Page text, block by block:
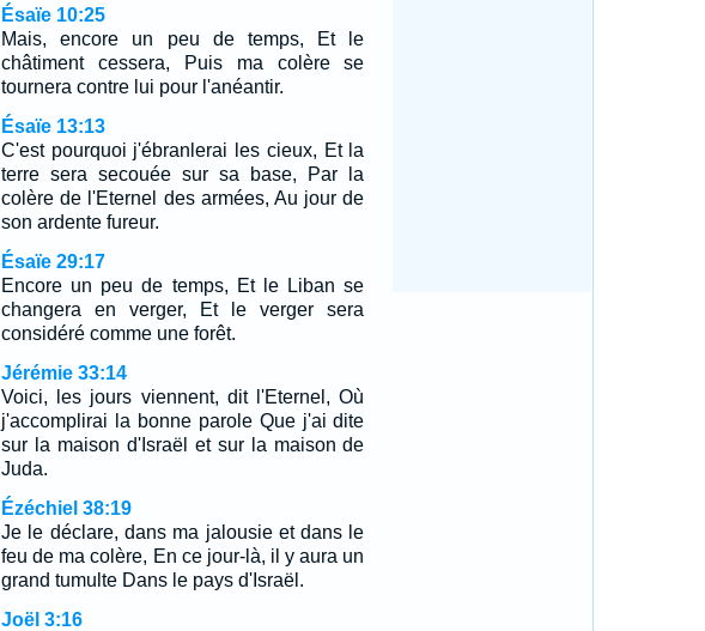
Ésaïe 10:25
Mais, encore un peu de temps, Et le
châtiment cessera, Puis ma colère se
tournera contre lui pour l'anéantir.
Ésaïe 13:13
C'est pourquoi j'ébranlerai les cieux, Et la
terre sera secouée sur sa base, Par la
colère de l'Eternel des armées, Au jour de
son ardente fureur.
Ésaïe 29:17
Encore un peu de temps, Et le Liban se
changera en verger, Et le verger sera
considéré comme une forêt.
Jérémie 33:14
Voici, les jours viennent, dit l'Eternel, Où
j'accomplirai la bonne parole Que j'ai dite
sur la maison d'Israël et sur la maison de
Juda.
Ézéchiel 38:19
Je le déclare, dans ma jalousie et dans le
feu de ma colère, En ce jour-là, il y aura un
grand tumulte Dans le pays d'Israël.
Joël 3:16